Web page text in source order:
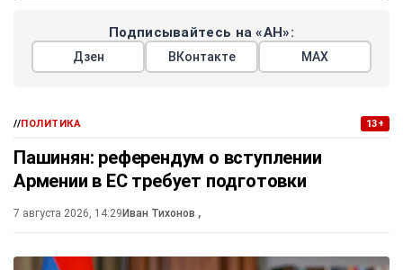
Подписывайтесь на «АН»:
Дзен ВКонтакте МАХ
//ПОЛИТИКА 13+
Пашинян: референдум о вступлении
Армении в ЕС требует подготовки
7 августа 2026, 14:29Иван Тихонов ,